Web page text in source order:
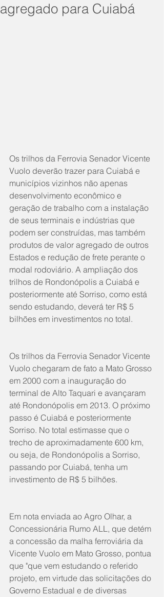
agregado para Cuiabá
Os trilhos da Ferrovia Senador Vicente
Vuolo deverão trazer para Cuiabá e
municípios vizinhos não apenas
desenvolvimento econômico e
geração de trabalho com a instalação
de seus terminais e indústrias que
podem ser construídas, mas também
produtos de valor agregado de outros
Estados e redução de frete perante o
modal rodoviário. A ampliação dos
trilhos de Rondonópolis a Cuiabá e
posteriormente até Sorriso, como está
sendo estudando, deverá ter R$ 5
bilhões em investimentos no total.
Os trilhos da Ferrovia Senador Vicente
Vuolo chegaram de fato a Mato Grosso
em 2000 com a inauguração do
terminal de Alto Taquari e avançaram
até Rondonópolis em 2013. O próximo
passo é Cuiabá e posteriormente
Sorriso. No total estimasse que o
trecho de aproximadamente 600 km,
ou seja, de Rondonópolis a Sorriso,
passando por Cuiabá, tenha um
investimento de R$ 5 bilhões.
Em nota enviada ao Agro Olhar, a
Concessionária Rumo ALL, que detém
a concessão da malha ferroviária da
Vicente Vuolo em Mato Grosso, pontua
que "que vem estudando o referido
projeto, em virtude das solicitações do
Governo Estadual e de diversas